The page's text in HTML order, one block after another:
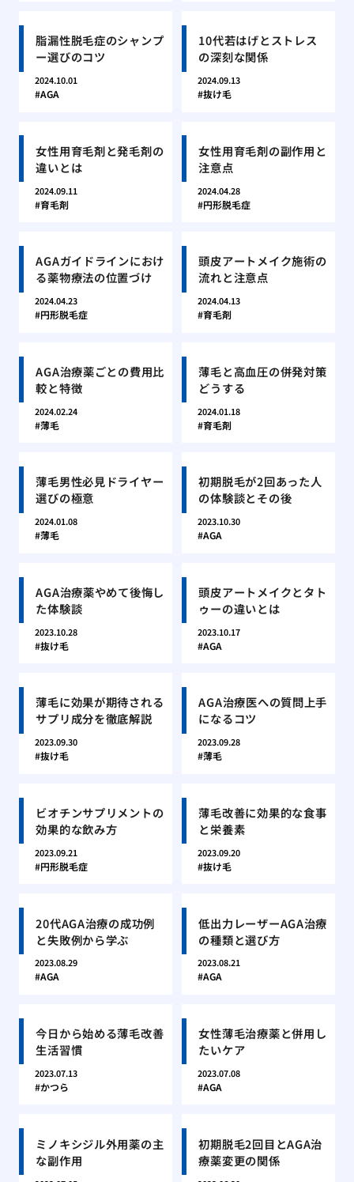
脂漏性脱毛症のシャンプ
ー選びのコツ
2024.10.01
AGA
10代若はげとストレス
の深刻な関係
2024.09.13
抜け毛
女性用育毛剤と発毛剤の
違いとは
2024.09.11
育毛剤
女性用育毛剤の副作用と
注意点
2024.04.28
円形脱毛症
AGAガイドラインにおけ
る薬物療法の位置づけ
2024.04.23
円形脱毛症
頭皮アートメイク施術の
流れと注意点
2024.04.13
育毛剤
AGA治療薬ごとの費用比
較と特徴
2024.02.24
薄毛
薄毛と高血圧の併発対策
どうする
2024.01.18
育毛剤
薄毛男性必見ドライヤー
選びの極意
2024.01.08
薄毛
初期脱毛が2回あった人
の体験談とその後
2023.10.30
AGA
AGA治療薬やめて後悔し
た体験談
2023.10.28
抜け毛
頭皮アートメイクとタト
ゥーの違いとは
2023.10.17
AGA
薄毛に効果が期待される
サプリ成分を徹底解説
2023.09.30
抜け毛
AGA治療医への質問上手
になるコツ
2023.09.28
薄毛
ビオチンサプリメントの
効果的な飲み方
2023.09.21
円形脱毛症
薄毛改善に効果的な食事
と栄養素
2023.09.20
抜け毛
20代AGA治療の成功例
と失敗例から学ぶ
2023.08.29
AGA
低出力レーザーAGA治療
の種類と選び方
2023.08.21
AGA
今日から始める薄毛改善
生活習慣
2023.07.13
かつら
女性薄毛治療薬と併用し
たいケア
2023.07.08
AGA
ミノキシジル外用薬の主
な副作用
初期脱毛2回目とAGA治
療薬変更の関係